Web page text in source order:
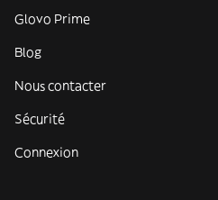
Glovo Prime
Blog
Nous contacter
Sécurité
Connexion